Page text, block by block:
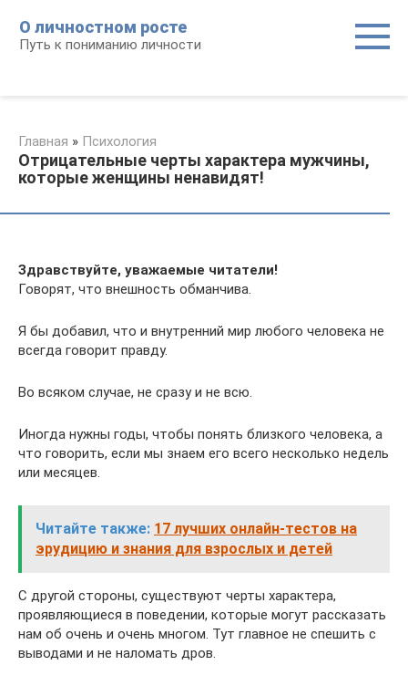
контенту
О личностном росте
Путь к пониманию личности
Главная » Психология
Отрицательные черты характера мужчины,
которые женщины ненавидят!
Здравствуйте, уважаемые читатели!
Говорят, что внешность обманчива.
Я бы добавил, что и внутренний мир любого человека не
всегда говорит правду.
Во всяком случае, не сразу и не всю.
Иногда нужны годы, чтобы понять близкого человека, а
что говорить, если мы знаем его всего несколько недель
или месяцев.
Читайте также: 17 лучших онлайн-тестов на
эрудицию и знания для взрослых и детей
С другой стороны, существуют черты характера,
проявляющиеся в поведении, которые могут рассказать
нам об очень и очень многом. Тут главное не спешить с
выводами и не наломать дров.